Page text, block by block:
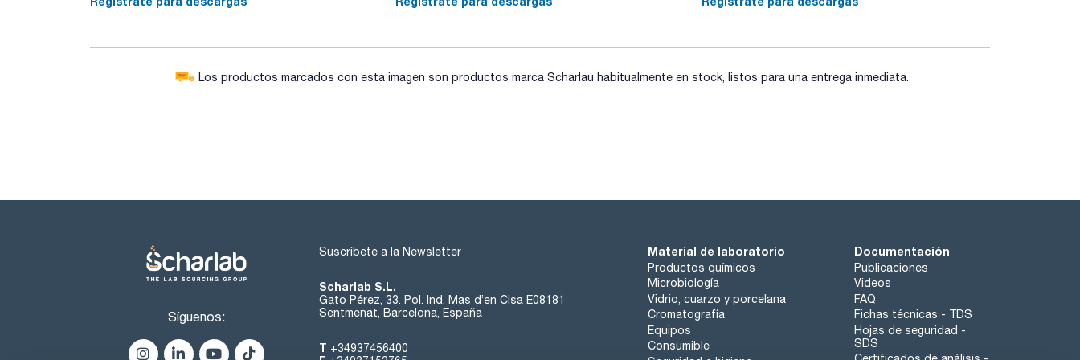
- Linked program: enlaza hasta 8 programas consecutivos sin intervención del usuario.
- Posibilidad de bloquear o cambiar la velocidad durante el ciclo de trabajo.
- Sistema de desequilibrio con parada automática.
- Cámara de centrifugación de acero inoxidable (fácil limpieza).
- Sensor de temperatura en el interior de la cámara.
Los productos marcados con esta imagen son productos marca Scharlau habitualmente en stock, listos para una entrega inmediata.
Síguenos:
Suscríbete a la Newsletter
Scharlab S.L.
Gato Pérez, 33. Pol. Ind. Mas d’en Cisa E08181
Sentmenat, Barcelona, España
T +34937456400
Material de laboratorio
Productos químicos
Microbiología
Vidrio, cuarzo y porcelana
Cromatografía
Equipos
Consumible
Documentación
Publicaciones
Videos
FAQ
Fichas técnicas - TDS
Hojas de seguridad -
SDS